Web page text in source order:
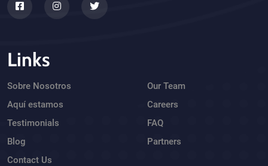
Links
Sobre Nosotros
Aquí estamos
Testimonials
Blog
Contact Us
Our Team
Careers
FAQ
Partners